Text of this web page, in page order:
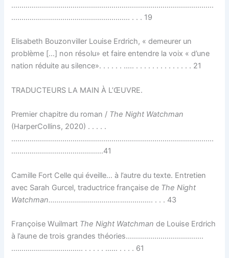
………………………………………………………………………………………
…………………………………………………. . . . 19
Elisabeth Bouzonviller Louise Erdrich, « demeurer un
problème […] non résolu» et faire entendre la voix « d’une
nation réduite au silence». . . . . . ….. . . . . . . . . . . . . . . 21
TRADUCTEURS LA MAIN À L’ŒUVRE.
Premier chapitre du roman / The Night Watchman
(HarperCollins, 2020) . . . . .
………………………………………………………………………………………
………………………………………41
Camille Fort Celle qui éveille… à l’autre du texte. Entretien
avec Sarah Gurcel, traductrice française de The Night
Watchman.…………………………….……………. . . . 43
Françoise Wuilmart The Night Watchman de Louise Erdrich
à l’aune de trois grandes théories………………………………..
…………………………….. . . . . . …… . . . . 61